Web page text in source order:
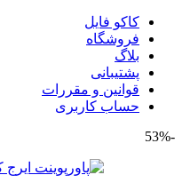
کاکو فایل
فروشگاه
بلاگ
پشتیبانی
قوانین و مقررات
حساب کاربری
-53%